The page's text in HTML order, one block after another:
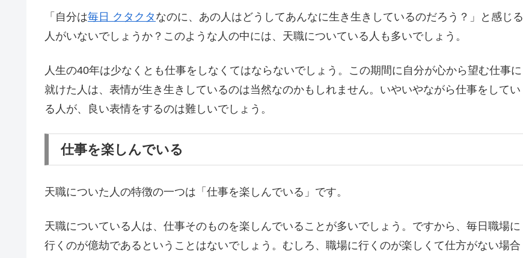
「自分は毎日 クタクタ なのに、あの人はどうしてあんなに生き生きしているのだろう？」と感じる
人がいないでしょうか？このような人の中には、天職についている人も多いでしょう。
人生の40年は少なくとも仕事をしなくてはならないでしょう。この期間に自分が心から望む仕事に
就けた人は、表情が生き生きしているのは当然なのかもしれません。いやいやながら仕事をしてい
る人が、良い表情をするのは難しいでしょう。
仕事を楽しんでいる
天職についた人の特徴の一つは「仕事を楽しんでいる」です。
天職についている人は、仕事そのものを楽しんでいることが多いでしょう。ですから、毎日職場に
行くのが億劫であるということはないでしょう。むしろ、職場に行くのが楽しくて仕方がない場合